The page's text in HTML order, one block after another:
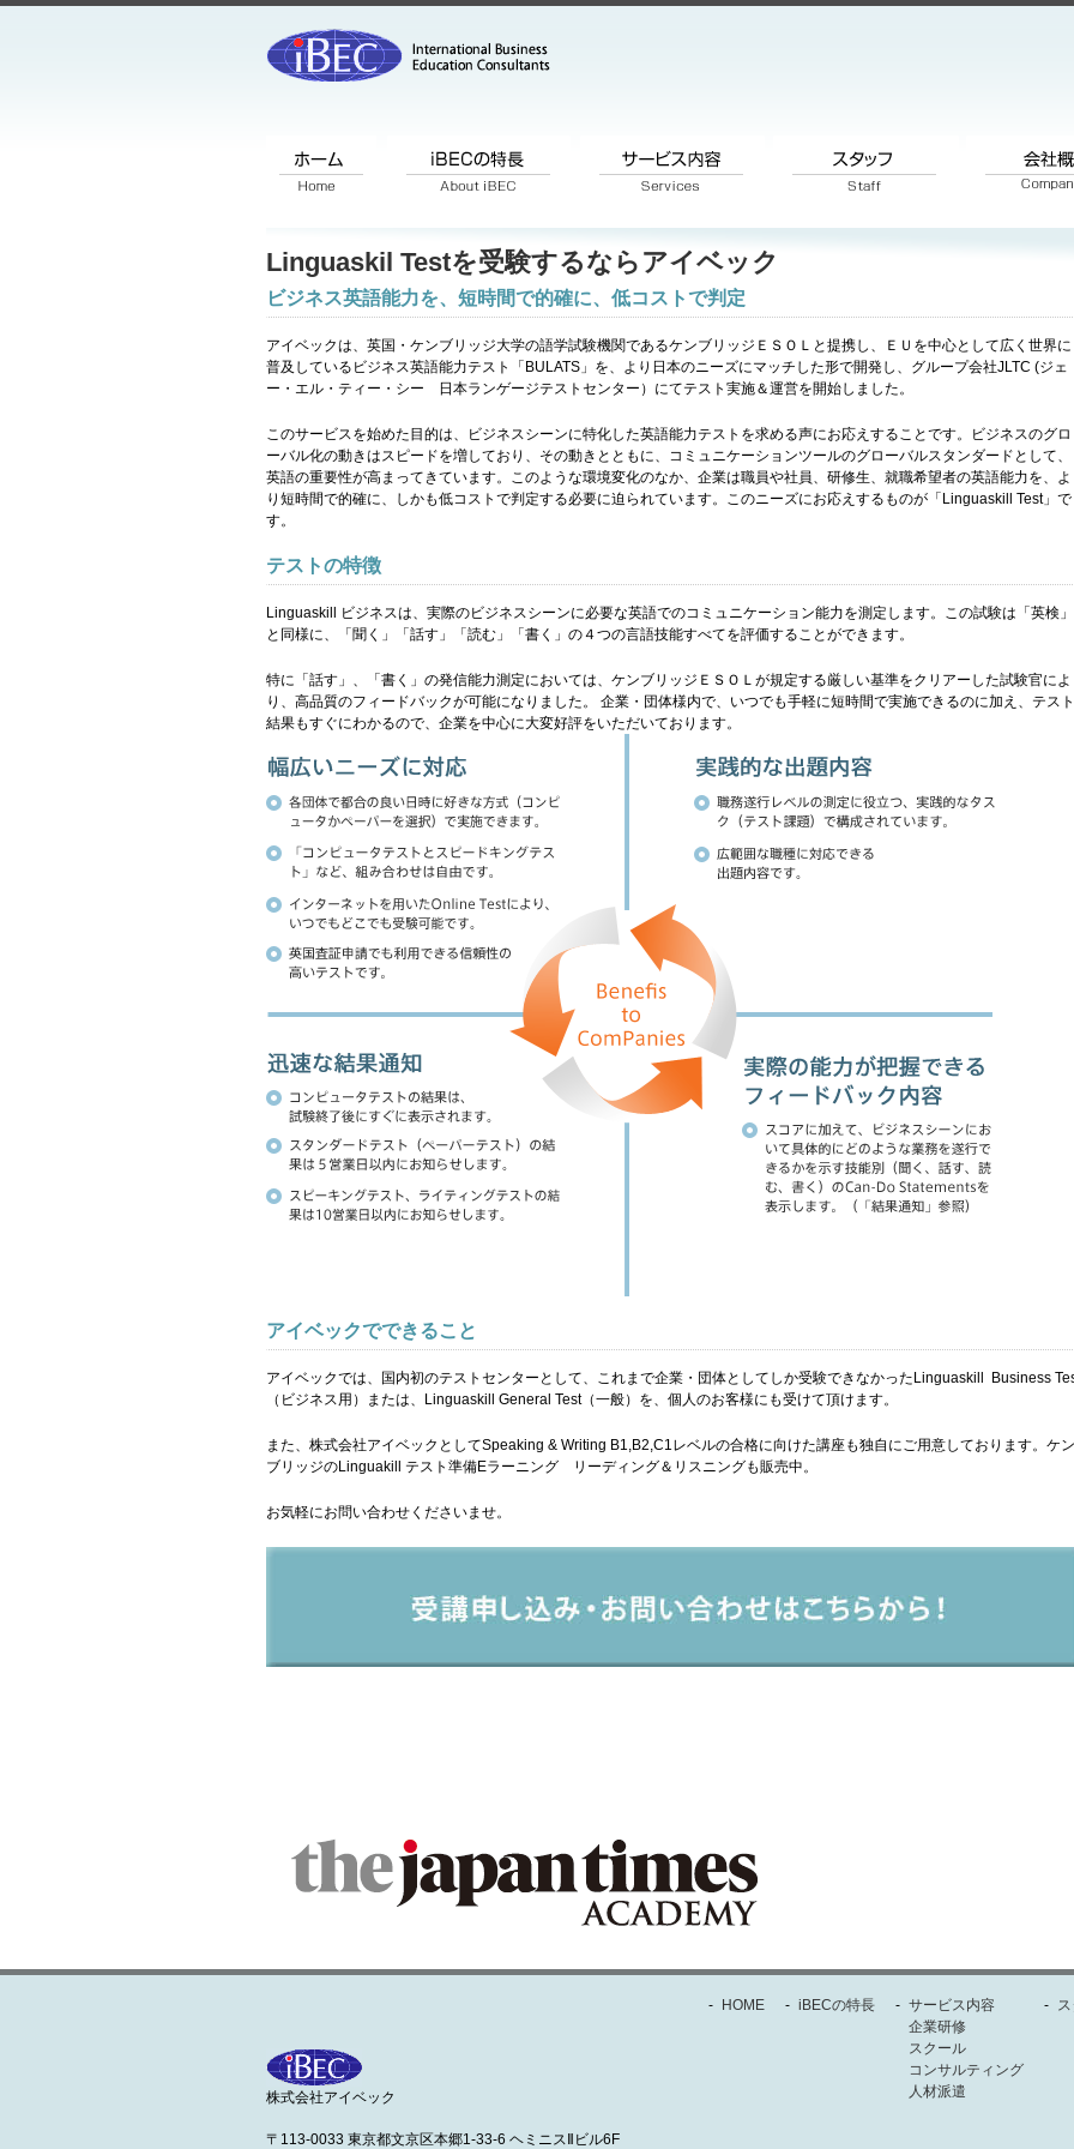
Linguaskil Testを受験するならアイベック
ビジネス英語能力を、短時間で的確に、低コストで判定
アイベックは、英国・ケンブリッジ大学の語学試験機関であるケンブリッジＥＳＯＬと提携し、ＥＵを中心として広く世界に
普及しているビジネス英語能力テスト「BULATS」を、より日本のニーズにマッチした形で開発し、グループ会社JLTC (ジェ
ー・エル・ティー・シー 日本ランゲージテストセンター）にてテスト実施＆運営を開始しました。
このサービスを始めた目的は、ビジネスシーンに特化した英語能力テストを求める声にお応えすることです。ビジネスのグロ
ーバル化の動きはスピードを増しており、その動きとともに、コミュニケーションツールのグローバルスタンダードとして、
英語の重要性が高まってきています。このような環境変化のなか、企業は職員や社員、研修生、就職希望者の英語能力を、よ
り短時間で的確に、しかも低コストで判定する必要に迫られています。このニーズにお応えするものが「Linguaskill Test」で
す。
テストの特徴
Linguaskill ビジネスは、実際のビジネスシーンに必要な英語でのコミュニケーション能力を測定します。この試験は「英検」
と同様に、「聞く」「話す」「読む」「書く」の４つの言語技能すべてを評価することができます。
特に「話す」、「書く」の発信能力測定においては、ケンブリッジＥＳＯＬが規定する厳しい基準をクリアーした試験官によ
り、高品質のフィードバックが可能になりました。 企業・団体様内で、いつでも手軽に短時間で実施できるのに加え、テスト
結果もすぐにわかるので、企業を中心に大変好評をいただいております。
アイベックでできること
アイベックでは、国内初のテストセンターとして、これまで企業・団体としてしか受験できなかったLinguaskill Business
（ビジネス用）または、Linguaskill General Test（一般）を、個人のお客様にも受けて頂けます。
また、株式会社アイベックとしてSpeaking & Writing B1,B2,C1レベルの合格に向けた講座も独自にご用意しております。ケン
ブリッジのLinguakill テスト準備Eラーニング リーディング＆リスニングも販売中。
お気軽にお問い合わせくださいませ。
株式会社アイベック
〒113-0033 東京都文京区本郷1-33-6 ヘミニスⅡビル6F
- HOME - iBECの特長 - サービス内容
企業研修
スクール
コンサルティング
人材派遣
-